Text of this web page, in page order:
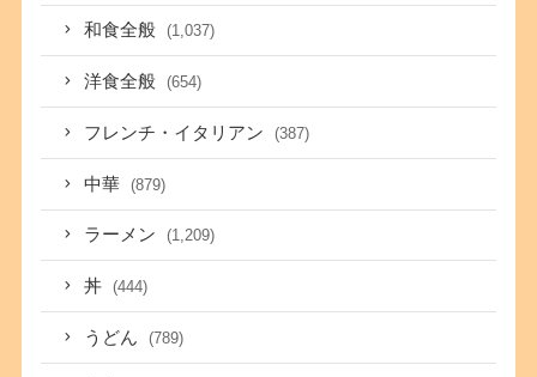
和食全般 (1,037)
洋食全般 (654)
フレンチ・イタリアン (387)
中華 (879)
ラーメン (1,209)
丼 (444)
うどん (789)